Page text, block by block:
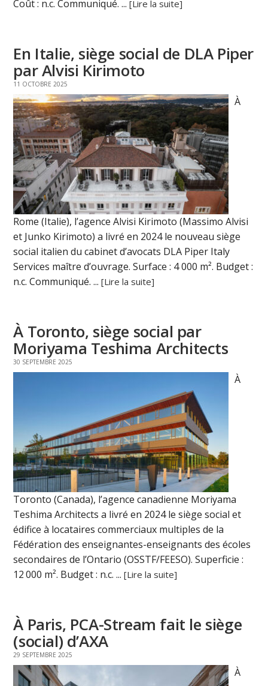
Coût : n.c. Communiqué. ...[Lire la suite]
En Italie, siège social de DLA Piper
par Alvisi Kirimoto
11 OCTOBRE 2025
À
Rome (Italie), l’agence Alvisi Kirimoto (Massimo Alvisi
et Junko Kirimoto) a livré en 2024 le nouveau siège
social italien du cabinet d’avocats DLA Piper Italy
Services maître d’ouvrage. Surface : 4 000 m². Budget :
n.c. Communiqué. ...[Lire la suite]
À Toronto, siège social par
Moriyama Teshima Architects
30 SEPTEMBRE 2025
À
Toronto (Canada), l’agence canadienne Moriyama
Teshima Architects a livré en 2024 le siège social et
édifice à locataires commerciaux multiples de la
Fédération des enseignantes-enseignants des écoles
secondaires de l’Ontario (OSSTF/FEESO). Superficie :
12 000 m². Budget : n.c. ...[Lire la suite]
À Paris, PCA-Stream fait le siège
(social) d’AXA
29 SEPTEMBRE 2025
À